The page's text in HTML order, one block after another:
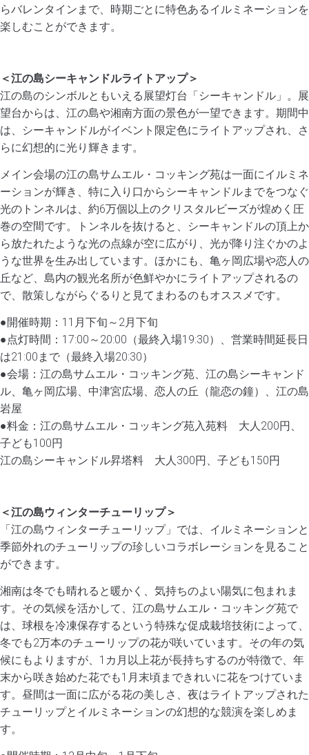
らバレンタインまで、時期ごとに特色あるイルミネーションを
楽しむことができます。
＜江の島シーキャンドルライトアップ＞
江の島のシンボルともいえる展望灯台「シーキャンドル」。展
望台からは、江の島や湘南方面の景色が一望できます。期間中
は、シーキャンドルがイベント限定色にライトアップされ、さ
らに幻想的に光り輝きます。
メイン会場の江の島サムエル・コッキング苑は一面にイルミネ
ーションが輝き、特に入り口からシーキャンドルまでをつなぐ
光のトンネルは、約6万個以上のクリスタルビーズが煌めく圧
巻の空間です。トンネルを抜けると、シーキャンドルの頂上か
ら放たれたような光の点線が空に広がり、光が降り注ぐかのよ
うな世界を生み出しています。ほかにも、亀ヶ岡広場や恋人の
丘など、島内の観光名所が色鮮やかにライトアップされるの
で、散策しながらぐるりと見てまわるのもオススメです。
●開催時期：11月下旬～2月下旬
●点灯時間：17:00～20:00（最終入場19:30）、営業時間延長日
は21:00まで（最終入場20:30）
●会場：江の島サムエル・コッキング苑、江の島シーキャンド
ル、亀ヶ岡広場、中津宮広場、恋人の丘（龍恋の鐘）、江の島
岩屋
●料金：江の島サムエル・コッキング苑入苑料 大人200円、
子ども100円
江の島シーキャンドル昇塔料 大人300円、子ども150円
＜江の島ウィンターチューリップ＞
「江の島ウィンターチューリップ」では、イルミネーションと
季節外れのチューリップの珍しいコラボレーションを見ること
ができます。
湘南は冬でも晴れると暖かく、気持ちのよい陽気に包まれま
す。その気候を活かして、江の島サムエル・コッキング苑で
は、球根を冷凍保存するという特殊な促成栽培技術によって、
冬でも2万本のチューリップの花が咲いています。その年の気
候にもよりますが、1カ月以上花が長持ちするのが特徴で、年
末から咲き始めた花でも1月末頃まできれいに花をつけていま
す。昼間は一面に広がる花の美しさ、夜はライトアップされた
チューリップとイルミネーションの幻想的な競演を楽しめま
す。